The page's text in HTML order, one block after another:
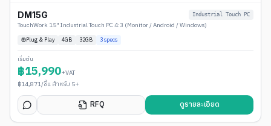
DM15G Industrial Touch PC
TouchWork 15" Industrial Touch PC 4:3 (Monitor / Android / Windows)
Plug & Play 4GB 32GB 3specs
เริ่มต้น
฿15,990+VAT
฿14,871/ชิ้น สำหรับ 5+
RFQ ดูรายละเอียด